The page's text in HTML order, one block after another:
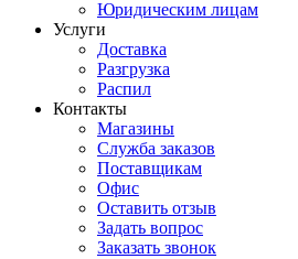
Юридическим лицам
Услуги
Доставка
Разгрузка
Распил
Контакты
Магазины
Служба заказов
Поставщикам
Офис
Оставить отзыв
Задать вопрос
Заказать звонок